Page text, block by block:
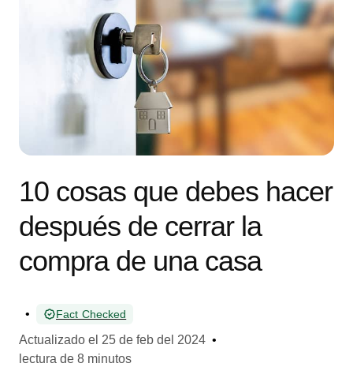
10 cosas que debes hacer
después de cerrar la
compra de una casa
• Fact Checked
Actualizado el 25 de feb del 2024 •
lectura de 8 minutos